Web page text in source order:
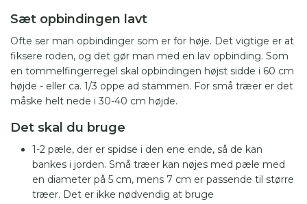
Sæt opbindingen lavt
Ofte ser man opbindinger som er for høje. Det vigtige er at
fiksere roden, og det gør man med en lav opbinding. Som
en tommelfingerregel skal opbindingen højst sidde i 60 cm
højde - eller ca. 1/3 oppe ad stammen. For små træer er det
måske helt nede i 30-40 cm højde.
Det skal du bruge
1-2 pæle, der er spidse i den ene ende, så de kan
bankes i jorden. Små træer kan nøjes med pæle med
en diameter på 5 cm, mens 7 cm er passende til større
træer. Det er ikke nødvendig at bruge